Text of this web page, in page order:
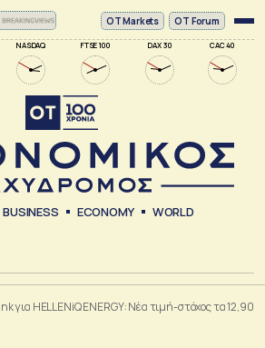
NASDAQ FTSE 100 DAX 30 CAC 40
ΟΤ Markets OT Forum
BUSINESS ECONOMY WORLD
για HELLENiQ ENERGY: Νέα τιμή-στόχος τα 12,90